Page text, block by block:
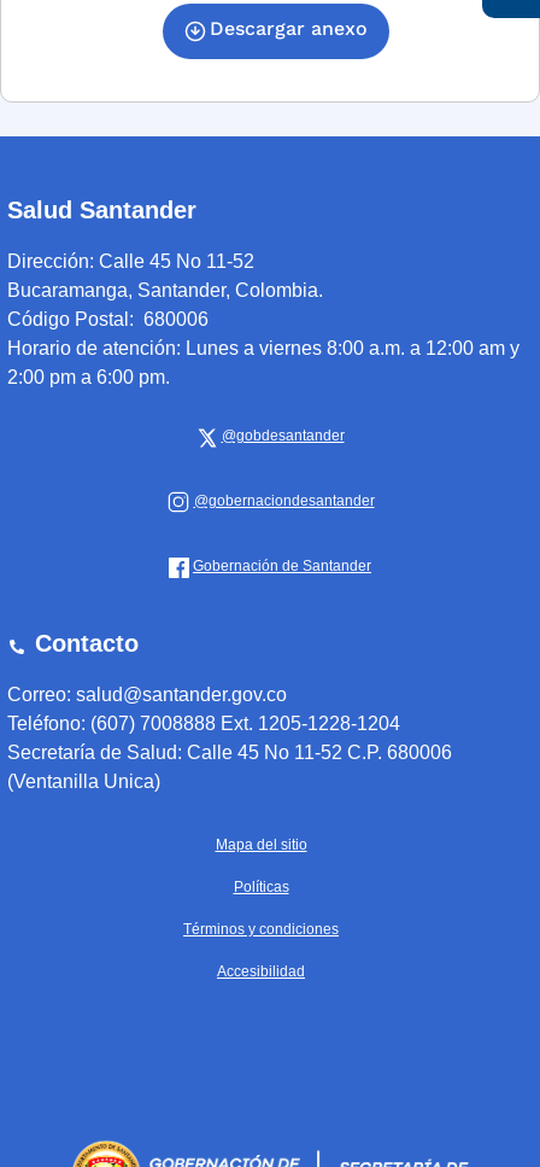
Descargar anexo
Salud Santander
Dirección: Calle 45 No 11-52
Bucaramanga, Santander, Colombia.
Código Postal: 680006
Horario de atención: Lunes a viernes 8:00 a.m. a 12:00 am y
2:00 pm a 6:00 pm.
@gobdesantander
@gobernaciondesantander
Gobernación de Santander
Contacto
Correo: salud@santander.gov.co
Teléfono: (607) 7008888 Ext. 1205-1228-1204
Secretaría de Salud: Calle 45 No 11-52 C.P. 680006
(Ventanilla Unica)
Mapa del sitio
Políticas
Términos y condiciones
Accesibilidad